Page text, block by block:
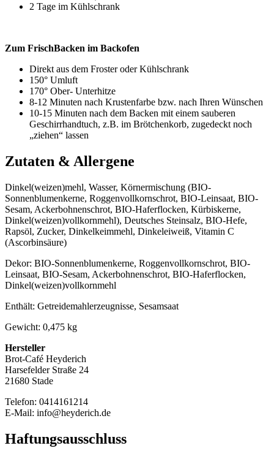
2 Tage im Kühlschrank
Zum FrischBacken im Backofen
Direkt aus dem Froster oder Kühlschrank
150° Umluft
170° Ober- Unterhitze
8-12 Minuten nach Krustenfarbe bzw. nach Ihren Wünschen
10-15 Minuten nach dem Backen mit einem sauberen
Geschirrhandtuch, z.B. im Brötchenkorb, zugedeckt noch
„ziehen“ lassen
Zutaten & Allergene
Dinkel(weizen)mehl, Wasser, Körnermischung (BIO-
Sonnenblumenkerne, Roggenvollkornschrot, BIO-Leinsaat, BIO-
Sesam, Ackerbohnenschrot, BIO-Haferflocken, Kürbiskerne,
Dinkel(weizen)vollkornmehl), Deutsches Steinsalz, BIO-Hefe,
Rapsöl, Zucker, Dinkelkeimmehl, Dinkeleiweiß, Vitamin C
(Ascorbinsäure)
Dekor: BIO-Sonnenblumenkerne, Roggenvollkornschrot, BIO-
Leinsaat, BIO-Sesam, Ackerbohnenschrot, BIO-Haferflocken,
Dinkel(weizen)vollkornmehl
Enthält: Getreidemahlerzeugnisse, Sesamsaat
Gewicht: 0,475 kg
Hersteller
Brot-Café Heyderich
Harsefelder Straße 24
21680 Stade
Telefon: 0414161214
E-Mail: info@heyderich.de
Haftungs­ausschluss